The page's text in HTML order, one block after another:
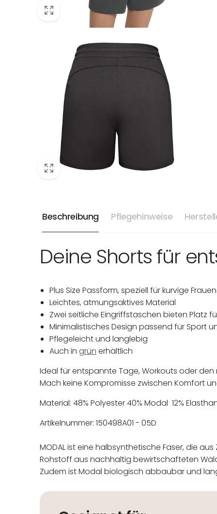
Beschreibung Pflegehinweise
Deine Shorts für
Plus Size Passform, speziell für kurvige Frauen
Leichtes, atmungsaktives Material
Zwei seitliche Eingriffstaschen bieten Platz
Minimalistisches Design passend für Sport
Pflegeleicht und langlebig
Auch in grün erhältlich
Ideal für entspannte Tage, Workouts oder
Mach keine Kompromisse zwischen Komfort
Material: 48% Polyester 40% Modal 12%
Artikelnummer: 150498A01 - 05D
MODAL ist eine halbsynthetische Faser, die
Rohstoff aus nachhaltig bewirtschafteten
Zudem ist Modal biologisch abbaubar und
Maschinenwäsche bis 30°C
In der EU